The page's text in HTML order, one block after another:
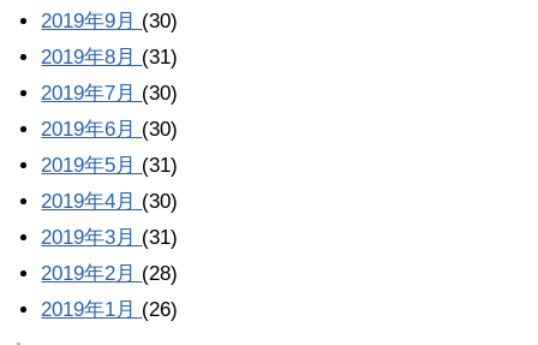
2019年9月 (30)
2019年8月 (31)
2019年7月 (30)
2019年6月 (30)
2019年5月 (31)
2019年4月 (30)
2019年3月 (31)
2019年2月 (28)
2019年1月 (26)